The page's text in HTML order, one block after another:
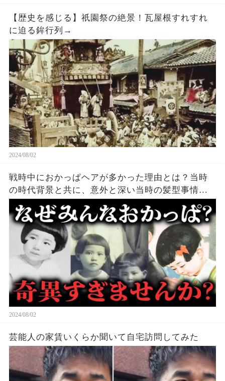
【歴史を感じる】祇園祭の絶景！瓦屋根すれすれ
に迫る鉾行列→
2024/08/02
戦時中におかっぱヘアが多かった理由とは？当時
の時代背景と共に、意外と深い当時の髪型事情を
2024/08/02
芸能人の家賃いくらか聞いて自宅訪問してみた